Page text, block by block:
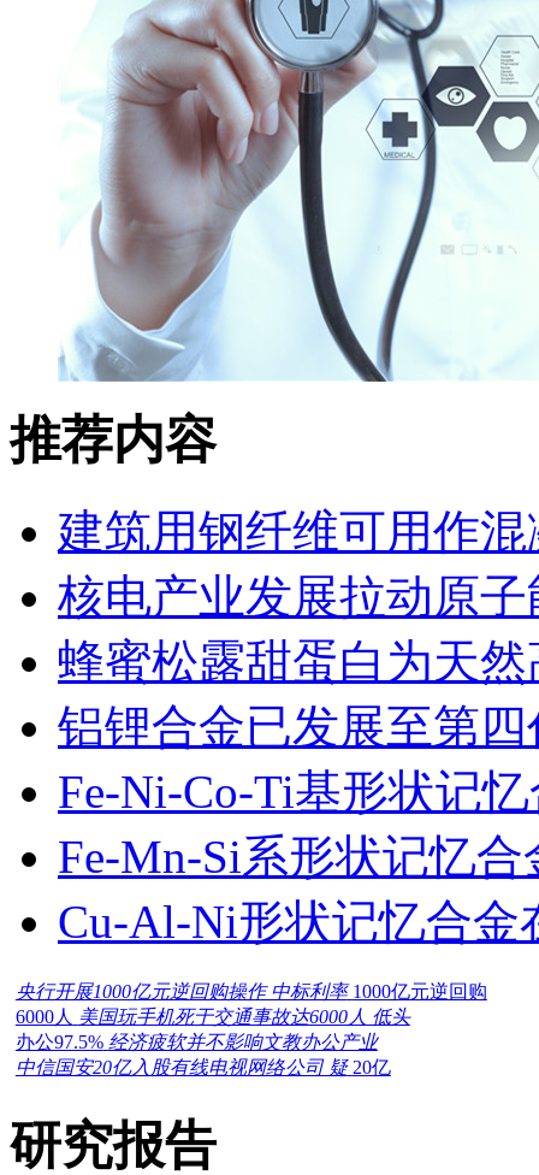
推荐内容
建筑用钢纤维可用作
核电产业发展拉动原
蜂蜜松露甜蛋白为天
铝锂合金已发展至第
Fe-Ni-Co-Ti基形状记
Fe-Mn-Si系形状记忆
Cu-Al-Ni形状记忆合
央行开展1000亿元逆回购操作 中标利率 1000亿元逆回购
6000人 美国玩手机死于交通事故达6000人 低头
办公97.5% 经济疲软并不影响文教办公产业
中信国安20亿入股有线电视网络公司 疑 20亿
研究报告